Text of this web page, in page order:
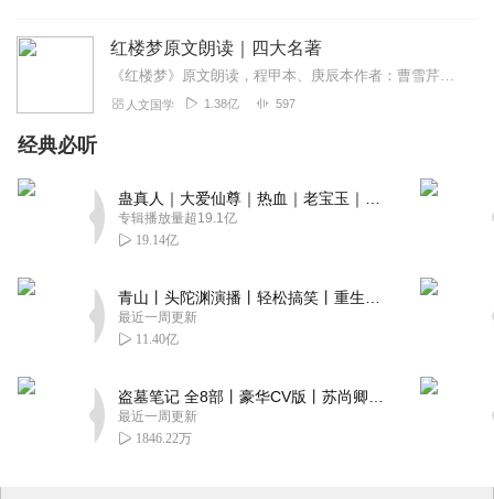
红楼梦原文朗读｜四大名著
《红楼梦》原文朗读，程甲本、庚辰本作者：曹雪芹，朗读：白云出岫、蓝色百合《红楼梦》程甲本和庚辰本是该书两大重要版本。程甲本由程伟元和高鹗于乾隆五十六年（1791...
人文国学 1.38亿 597
经典必听
专辑播放量超19.1亿
19.14亿
最近一周更新
11.40亿
最近一周更新
1846.22万